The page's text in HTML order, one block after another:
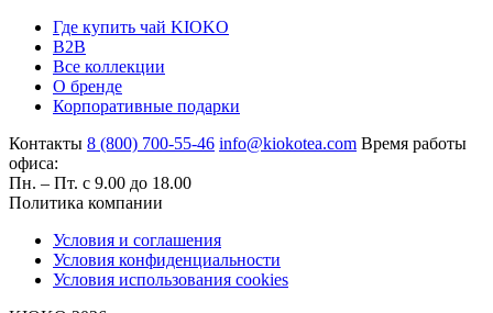
Где купить чай KIOKO
B2B
Все коллекции
О бренде
Корпоративные подарки
Контакты 8 (800) 700-55-46 info@kiokotea.com Время работы
офиса:
Пн. – Пт. с 9.00 до 18.00
Политика компании
Условия и соглашения
Условия конфиденциальности
Условия использования cookies